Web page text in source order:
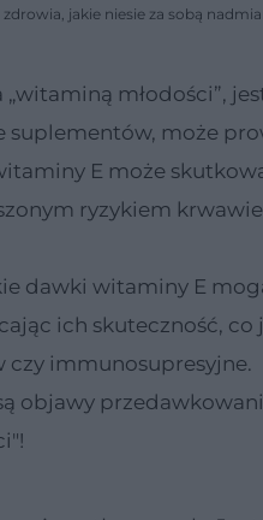
jakie niesie za sobą
„witaminą młodości”,
suplementów, może
E może
ryzykiem
dawki witaminy E
ich skuteczność,
czy immunosupresyjne.
objawy